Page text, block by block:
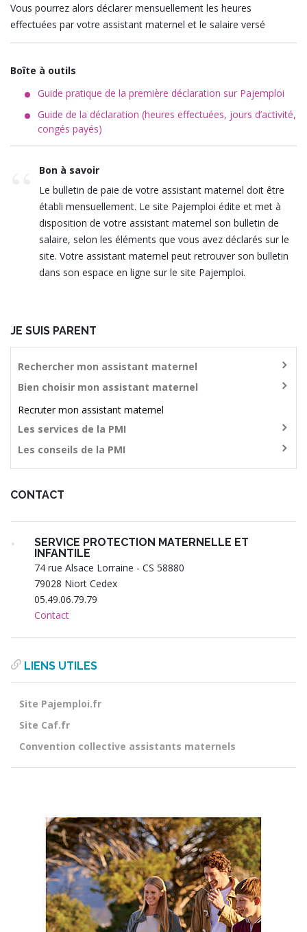
Vous pourrez alors déclarer mensuellement les heures
effectuées par votre assistant maternel et le salaire versé
Boîte à outils
Guide pratique de la première déclaration sur Pajemploi
Guide de la déclaration (heures effectuées, jours d’activité,
congés payés)
Bon à savoir
Le bulletin de paie de votre assistant maternel doit être
établi mensuellement. Le site Pajemploi édite et met à
disposition de votre assistant maternel son bulletin de
salaire, selon les éléments que vous avez déclarés sur le
site. Votre assistant maternel peut retrouver son bulletin
dans son espace en ligne sur le site Pajemploi.
JE SUIS PARENT
Rechercher mon assistant maternel
Bien choisir mon assistant maternel
Recruter mon assistant maternel
Les services de la PMI
Les conseils de la PMI
CONTACT
SERVICE PROTECTION MATERNELLE ET
INFANTILE
74 rue Alsace Lorraine - CS 58880
79028 Niort Cedex
05.49.06.79.79
Contact
LIENS UTILES
Site Pajemploi.fr
Site Caf.fr
Convention collective assistants maternels